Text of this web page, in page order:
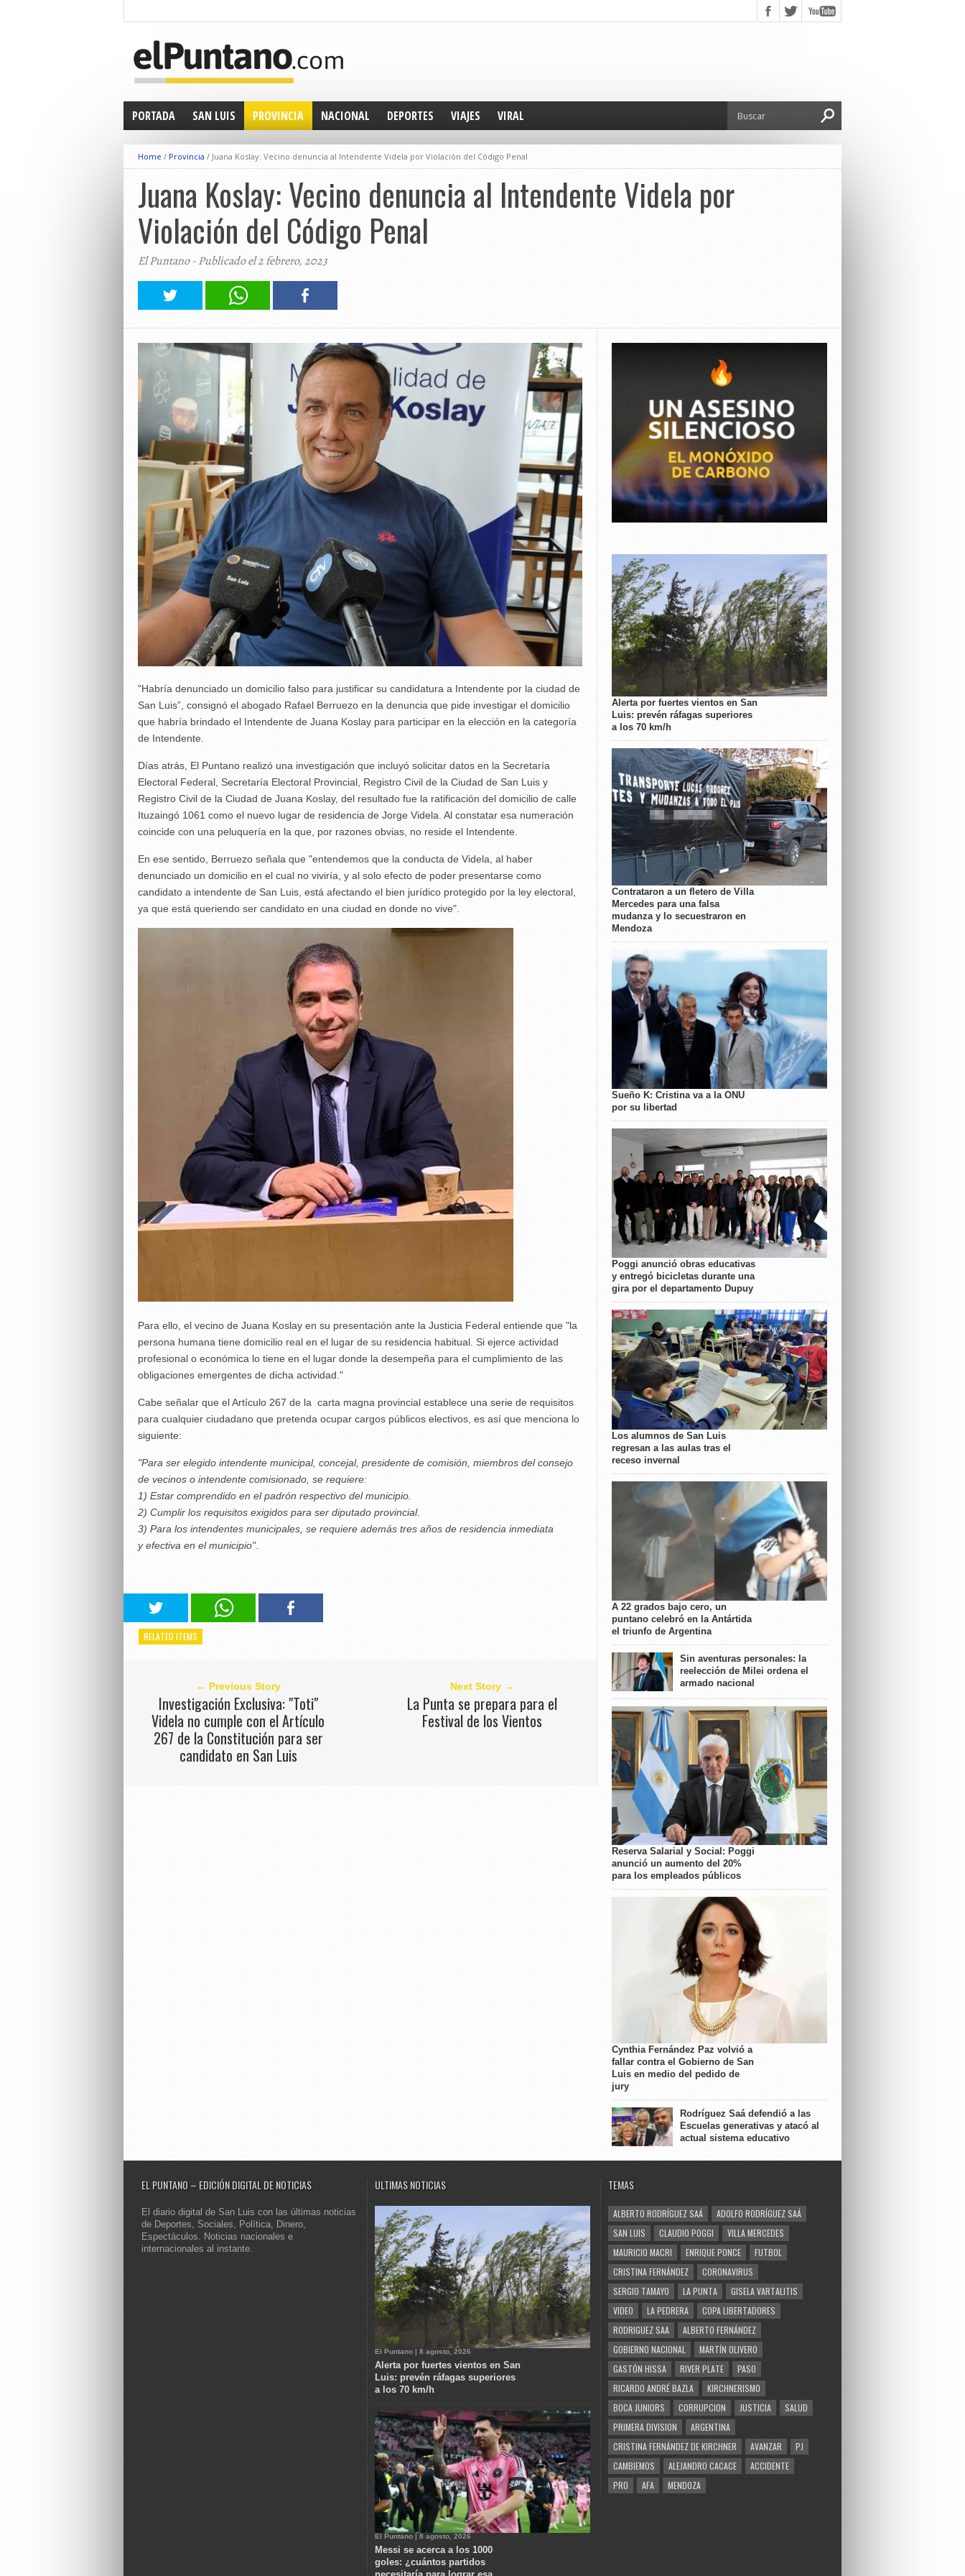
PORTADA SAN LUIS PROVINCIA NACIONAL DEPORTES VIAJES VIRAL
Home / Provincia / Juana Koslay: Vecino denuncia al Intendente Videla por Violación del Código Penal
Juana Koslay: Vecino denuncia al Intendente Videla por
Violación del Código Penal
El Puntano - Publicado el 2 febrero, 2023
"Habría denunciado un domicilio falso para justificar su candidatura a Intendente por la ciudad de
San Luis”, consignó el abogado Rafael Berruezo en la denuncia que pide investigar el domicilio
que habría brindado el Intendente de Juana Koslay para participar en la elección en la categoría
de Intendente.
Días atrás, El Puntano realizó una investigación que incluyó solicitar datos en la Secretaría
Electoral Federal, Secretaría Electoral Provincial, Registro Civil de la Ciudad de San Luis y
Registro Civil de la Ciudad de Juana Koslay, del resultado fue la ratificación del domicilio de calle
Ituzaingó 1061 como el nuevo lugar de residencia de Jorge Videla. Al constatar esa numeración
coincide con una peluquería en la que, por razones obvias, no reside el Intendente.
En ese sentido, Berruezo señala que "entendemos que la conducta de Videla, al haber
denunciado un domicilio en el cual no viviría, y al solo efecto de poder presentarse como
candidato a intendente de San Luis, está afectando el bien jurídico protegido por la ley electoral,
ya que está queriendo ser candidato en una ciudad en donde no vive".
Para ello, el vecino de Juana Koslay en su presentación ante la Justicia Federal entiende que "la
persona humana tiene domicilio real en el lugar de su residencia habitual. Si ejerce actividad
profesional o económica lo tiene en el lugar donde la desempeña para el cumplimiento de las
obligaciones emergentes de dicha actividad."
Cabe señalar que el Artículo 267 de la carta magna provincial establece una serie de requisitos
para cualquier ciudadano que pretenda ocupar cargos públicos electivos, es así que menciona lo
siguiente:
"Para ser elegido intendente municipal, concejal, presidente de comisión, miembros del consejo
de vecinos o intendente comisionado, se requiere:
1) Estar comprendido en el padrón respectivo del municipio.
2) Cumplir los requisitos exigidos para ser diputado provincial.
3) Para los intendentes municipales, se requiere además tres años de residencia inmediata
yefectiva en el municipio".
RELATED ITEMS
← Previous Story
Investigación Exclusiva: "Toti"
Videla no cumple con el Artículo
267 de la Constitución para ser
candidato en San Luis
Next Story →
La Punta se prepara para el
Festival de los Vientos
Alerta por fuertes vientos en San
Luis: prevén ráfagas superiores
a los 70 km/h
Contrataron a un fletero de Villa
Mercedes para una falsa
mudanza y lo secuestraron en
Mendoza
Sueño K: Cristina va a la ONU
por su libertad
Poggi anunció obras educativas
y entregó bicicletas durante una
gira por el departamento Dupuy
Los alumnos de San Luis
regresan a las aulas tras el
receso invernal
A 22 grados bajo cero, un
puntano celebró en la Antártida
el triunfo de Argentina
Sin aventuras personales: la
reelección de Milei ordena el
armado nacional
Reserva Salarial y Social: Poggi
anunció un aumento del 20%
para los empleados públicos
Cynthia Fernández Paz volvió a
fallar contra el Gobierno de San
Luis en medio del pedido de
jury
Rodríguez Saá defendió a las
Escuelas generativas y atacó al
actual sistema educativo
EL PUNTANO – EDICIÓN DIGITAL DE NOTICIAS
El diario digital de San Luis con las últimas noticias
de Deportes, Sociales, Política, Dinero,
Espectáculos. Noticias nacionales e
internacionales al instante.
ULTIMAS NOTICIAS
El Puntano | 8 agosto, 2026
Alerta por fuertes vientos en San
Luis: prevén ráfagas superiores
a los 70 km/h
El Puntano | 8 agosto, 2026
Messi se acerca a los 1000
goles: ¿cuántos partidos
TEMAS
ALBERTO RODRÍGUEZ SAÁ
ADOLFO RODRÍGUEZ SAÁ
SAN LUIS
CLAUDIO POGGI
VILLA MERCEDES
MAURICIO MACRI
ENRIQUE PONCE
FUTBOL
CRISTINA FERNÁNDEZ
CORONAVIRUS
SERGIO TAMAYO
LA PUNTA
GISELA VARTALITIS
VIDEO
LA PEDRERA
COPA LIBERTADORES
RODRIGUEZ SAA
ALBERTO FERNÁNDEZ
GOBIERNO NACIONAL
MARTÍN OLIVERO
GASTÓN HISSA
RIVER PLATE
PASO
RICARDO ANDRÉ BAZLA
KIRCHNERISMO
BOCA JUNIORS
CORRUPCION JUSTICIA
SALUD
PRIMERA DIVISION
ARGENTINA
CRISTINA FERNÁNDEZ DE KIRCHNER
AVANZAR
PJ
CAMBIEMOS
ALEJANDRO CACACE
ACCIDENTE
PRO
AFA MENDOZA